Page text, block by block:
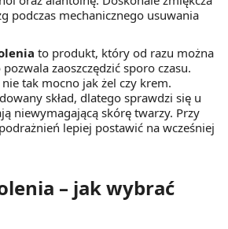
podczas mechanicznego usuwania
to produkt, który od razu można
pozwala zaoszczędzić sporo czasu.
tak mocno jak żel czy krem.
skład, dlatego sprawdzi się u
niewymagającą skórę twarzy. Przy
lepiej postawić na wcześniej
– jak wybrać